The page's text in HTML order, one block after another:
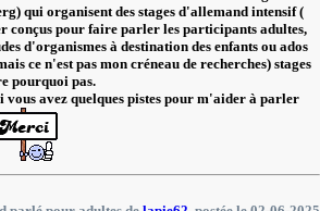
qui organisent des stages d'allemand intensif (
conçus pour faire parler les participants adultes,
d'organismes à destination des enfants ou ados
ce n'est pas mon créneau de recherches) stages
pourquoi pas.
vous avez quelques pistes pour m'aider à parler